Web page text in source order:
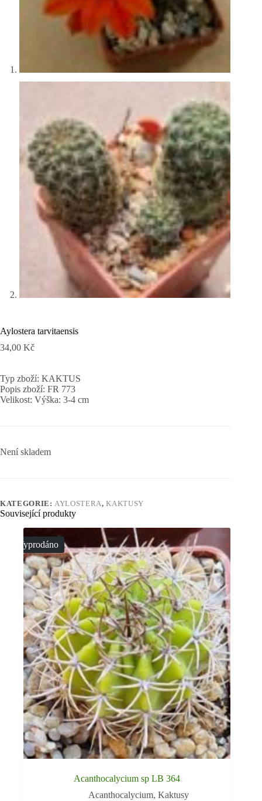
Aylostera tarvitaensis
34,00 Kč
Typ zboží: KAKTUS
Popis zboží: FR 773
Velikost: Výška: 3-4 cm
Není skladem
KATEGORIE:AYLOSTERA,KAKTUSY
Související produkty
Vyprodáno
Acanthocalycium sp LB 364
Acanthocalycium,Kaktusy